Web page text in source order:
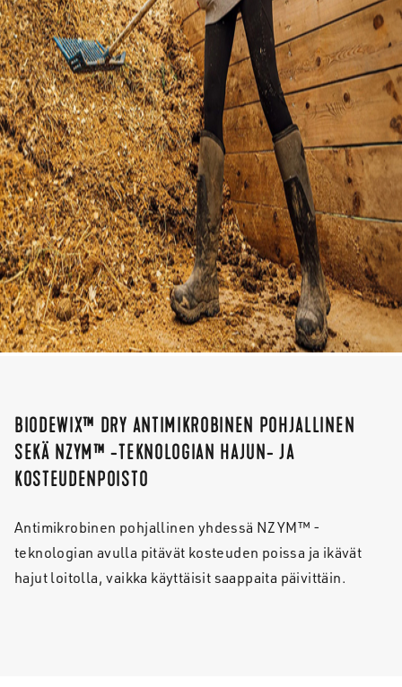
BIODEWIX™ DRY ANTIMIKROBINEN POHJALLINEN
SEKÄ NZYM™ -TEKNOLOGIAN HAJUN- JA
KOSTEUDENPOISTO
Antimikrobinen pohjallinen yhdessä NZYM™ -
teknologian avulla pitävät kosteuden poissa ja ikävät
hajut loitolla, vaikka käyttäisit saappaita päivittäin.